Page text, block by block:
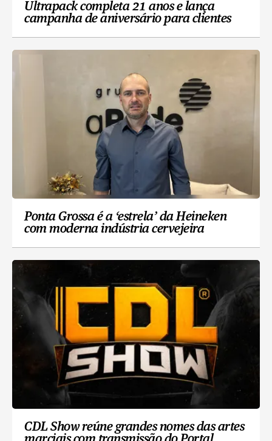
Ultrapack completa 21 anos e lança
campanha de aniversário para clientes
Ponta Grossa é a ‘estrela’ da Heineken
com moderna indústria cervejeira
CDL Show reúne grandes nomes das artes